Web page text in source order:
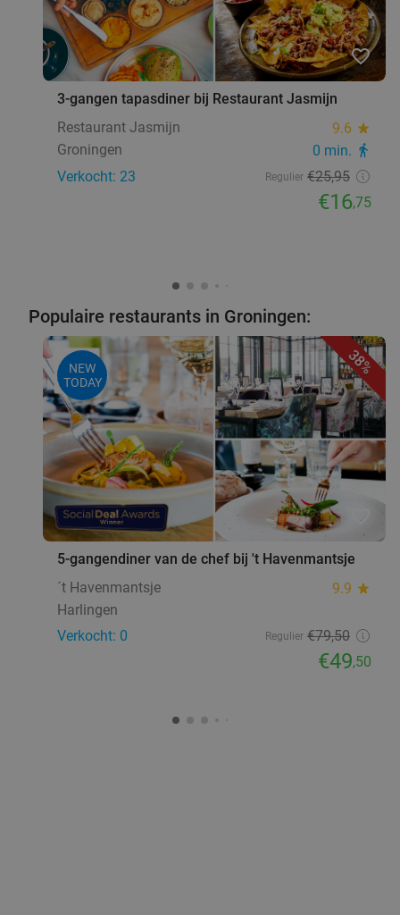
favorite_border
3-gangen tapasdiner bij Restaurant Jasmijn
Restaurant Jasmijn
9.6 star
Groningen 0 min. directions_walk
Verkocht: 23 Regulier €25,95
€16,75
Populaire restaurants in Groningen:
38%
NEW
TODAY
favorite_border
5-gangendiner van de chef bij 't Havenmantsje
´t Havenmantsje
9.9 star
Harlingen
Verkocht: 0
Regulier €79,50
€49,50